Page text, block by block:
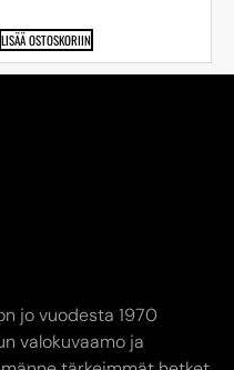
LISÄÄ OSTOSKORIIN